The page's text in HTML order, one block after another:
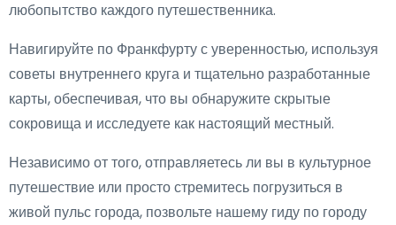
любопытство каждого путешественника.
Навигируйте по Франкфурту с уверенностью, используя
советы внутреннего круга и тщательно разработанные
карты, обеспечивая, что вы обнаружите скрытые
сокровища и исследуете как настоящий местный.
Независимо от того, отправляетесь ли вы в культурное
путешествие или просто стремитесь погрузиться в
живой пульс города, позвольте нашему гиду по городу